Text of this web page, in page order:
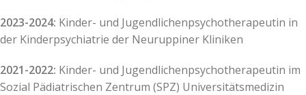
2023-2024: Kinder- und Jugendlichenpsychotherapeutin in
der Kinderpsychiatrie der Neuruppiner Kliniken
2021-2022: Kinder- und Jugendlichenpsychotherapeutin im
Sozial Pädiatrischen Zentrum (SPZ) Universitätsmedizin